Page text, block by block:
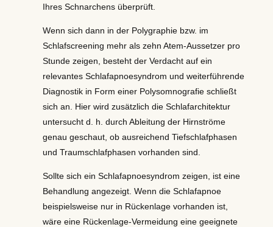
Ihres Schnarchens überprüft.
Wenn sich dann in der Polygraphie bzw. im
Schlafscreening mehr als zehn Atem-Aussetzer pro
Stunde zeigen, besteht der Verdacht auf ein
relevantes Schlafapnoesyndrom und weiterführende
Diagnostik in Form einer Polysomnografie schließt
sich an. Hier wird zusätzlich die Schlafarchitektur
untersucht d. h. durch Ableitung der Hirnströme
genau geschaut, ob ausreichend Tiefschlafphasen
und Traumschlafphasen vorhanden sind.
Sollte sich ein Schlafapnoesyndrom zeigen, ist eine
Behandlung angezeigt. Wenn die Schlafapnoe
beispielsweise nur in Rückenlage vorhanden ist,
wäre eine Rückenlage-Vermeidung eine geeignete